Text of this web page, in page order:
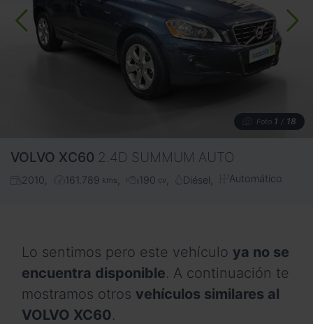
Foto 1 / 18
VOLVO XC60 2.4D SUMMUM AUTO
2010 161.789 kms 190 cv Diésel Automático
Lo sentimos pero este vehículo ya no se
encuentra disponible. A continuación te
mostramos otros vehículos similares al
VOLVO XC60.